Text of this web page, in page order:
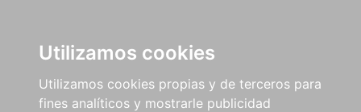
Utilizamos cookies
Utilizamos cookies propias y de terceros para
fines analíticos y mostrarle publicidad